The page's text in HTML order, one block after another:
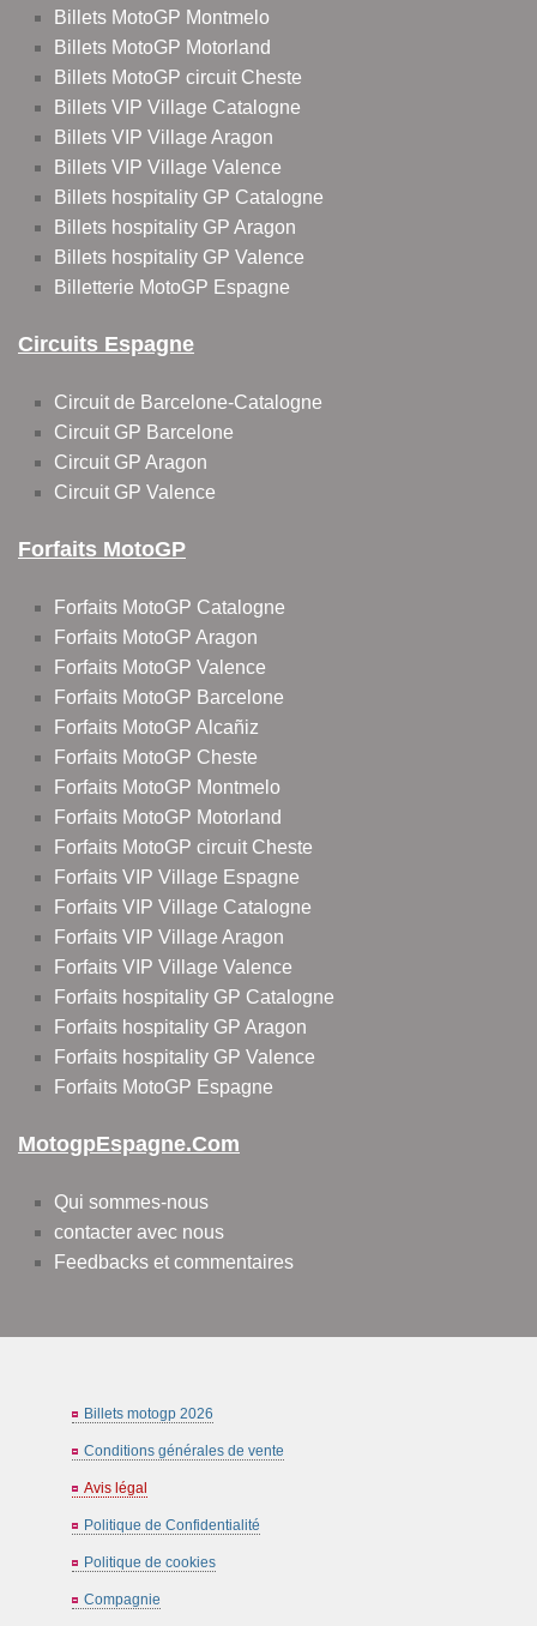
Billets MotoGP Montmelo
Billets MotoGP Motorland
Billets MotoGP circuit Cheste
Billets VIP Village Catalogne
Billets VIP Village Aragon
Billets VIP Village Valence
Billets hospitality GP Catalogne
Billets hospitality GP Aragon
Billets hospitality GP Valence
Billetterie MotoGP Espagne
Circuits Espagne
Circuit de Barcelone-Catalogne
Circuit GP Barcelone
Circuit GP Aragon
Circuit GP Valence
Forfaits MotoGP
Forfaits MotoGP Catalogne
Forfaits MotoGP Aragon
Forfaits MotoGP Valence
Forfaits MotoGP Barcelone
Forfaits MotoGP Alcañiz
Forfaits MotoGP Cheste
Forfaits MotoGP Montmelo
Forfaits MotoGP Motorland
Forfaits MotoGP circuit Cheste
Forfaits VIP Village Espagne
Forfaits VIP Village Catalogne
Forfaits VIP Village Aragon
Forfaits VIP Village Valence
Forfaits hospitality GP Catalogne
Forfaits hospitality GP Aragon
Forfaits hospitality GP Valence
Forfaits MotoGP Espagne
MotogpEspagne.com
Qui sommes-nous
contacter avec nous
Feedbacks et commentaires
Billets motogp 2026
Conditions générales de vente
Avis légal
Politique de Confidentialité
Politique de cookies
Compagnie